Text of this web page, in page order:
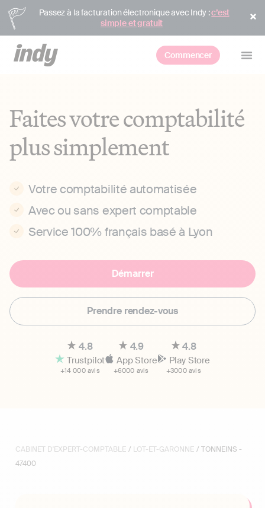
Passez à la facturation électronique avec Indy :c’est
simple et gratuit
Commencer
Faites votre comptabilité
plus simplement
Votre comptabilité automatisée
Avec ou sans expert comptable
Service 100% français basé à Lyon
Démarrer
Prendre rendez-vous
4.8
Trustpilot
+14 000 avis
4.9
App Store
+6000 avis
4.8
Play Store
+3000 avis
CABINET D'EXPERT-COMPTABLE / LOT-ET-GARONNE / TONNEINS -
47400